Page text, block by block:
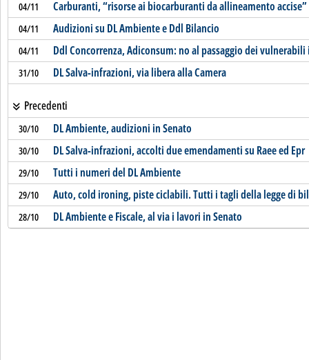
04/11 Carburanti, “risorse ai biocarburanti da allineamento accise”
04/11 Audizioni su DL Ambiente e Ddl Bilancio
04/11 Ddl Concorrenza, Adiconsum: no al passaggio dei vulnerabili
31/10 DL Salva-infrazioni, via libera alla Camera
Precedenti
30/10 DL Ambiente, audizioni in Senato
30/10 DL Salva-infrazioni, accolti due emendamenti su Raee ed Epr
29/10 Tutti i numeri del DL Ambiente
29/10 Auto, cold ironing, piste ciclabili. Tutti i tagli della legge di
28/10 DL Ambiente e Fiscale, al via i lavori in Senato